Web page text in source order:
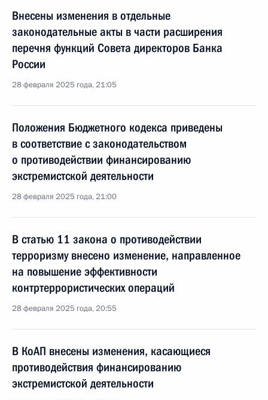
Внесены изменения в отдельные
законодательные акты в части расширения
перечня функций Совета директоров Банка
России
28 февраля 2025 года, 21:05
Положения Бюджетного кодекса приведены
в соответствие с законодательством
о противодействии финансированию
экстремистской деятельности
28 февраля 2025 года, 21:00
В статью 11 закона о противодействии
терроризму внесено изменение, направленное
на повышение эффективности
контртеррористических операций
28 февраля 2025 года, 20:55
В КоАП внесены изменения, касающиеся
противодействия финансированию
экстремистской деятельности